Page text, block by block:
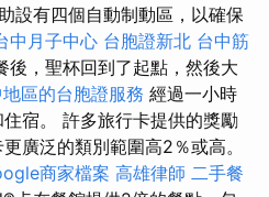
設有四個自動制動區，以確保
中月子中心 台胞證新北 台中筋
後，聖杯回到了起點，然後大
區的台胞證服務 經過一小時
宿。 許多旅行卡提供的獎勵
廣泛的類別範圍高2％或高。
商家檔案 高雄律師 二手餐